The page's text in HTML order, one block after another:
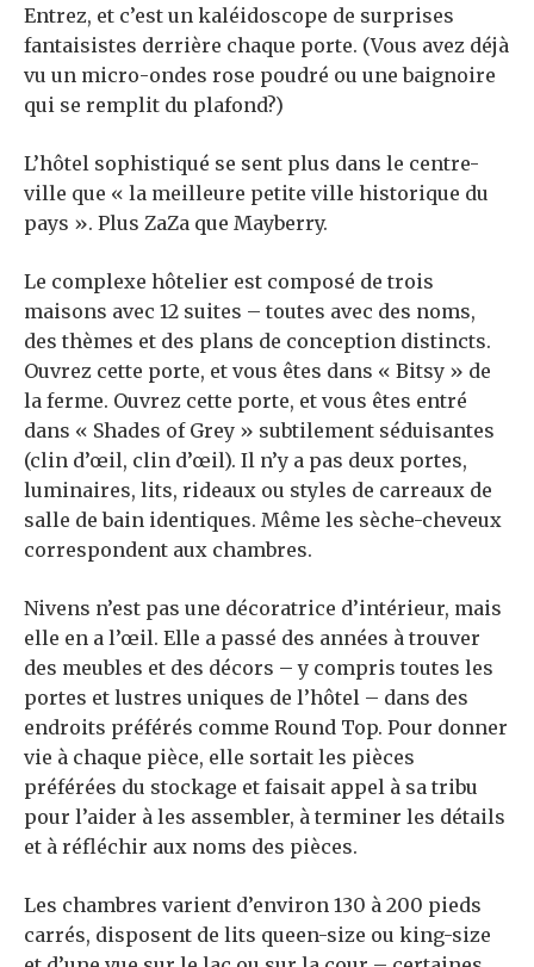
Entrez, et c’est un kaléidoscope de surprises
fantaisistes derrière chaque porte. (Vous avez déjà
vu un micro-ondes rose poudré ou une baignoire
qui se remplit du plafond?)
L’hôtel sophistiqué se sent plus dans le centre-
ville que « la meilleure petite ville historique du
pays ». Plus ZaZa que Mayberry.
Le complexe hôtelier est composé de trois
maisons avec 12 suites – toutes avec des noms,
des thèmes et des plans de conception distincts.
Ouvrez cette porte, et vous êtes dans « Bitsy » de
la ferme. Ouvrez cette porte, et vous êtes entré
dans « Shades of Grey » subtilement séduisantes
(clin d’œil, clin d’œil). Il n’y a pas deux portes,
luminaires, lits, rideaux ou styles de carreaux de
salle de bain identiques. Même les sèche-cheveux
correspondent aux chambres.
Nivens n’est pas une décoratrice d’intérieur, mais
elle en a l’œil. Elle a passé des années à trouver
des meubles et des décors – y compris toutes les
portes et lustres uniques de l’hôtel – dans des
endroits préférés comme Round Top. Pour donner
vie à chaque pièce, elle sortait les pièces
préférées du stockage et faisait appel à sa tribu
pour l’aider à les assembler, à terminer les détails
et à réfléchir aux noms des pièces.
Les chambres varient d’environ 130 à 200 pieds
carrés, disposent de lits queen-size ou king-size